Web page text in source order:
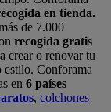
en tienda.
de 7.000
recogida gratis
crear o renovar tu
estilo. Conforama
en 6 países
, colchones